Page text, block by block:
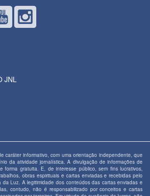
JNL
caráter informativo, com uma orientação independente, que
da atividade jornalística. A divulgação de informações de
forma gratuita. E, de interesse público, sem fins lucrativos,
obras espirituais e cartas enviadas e recebidas pelo
da Luz. A legitimidade dos conteúdos das cartas enviadas e
contudo, não é responsabilizado por conceitos e cartas